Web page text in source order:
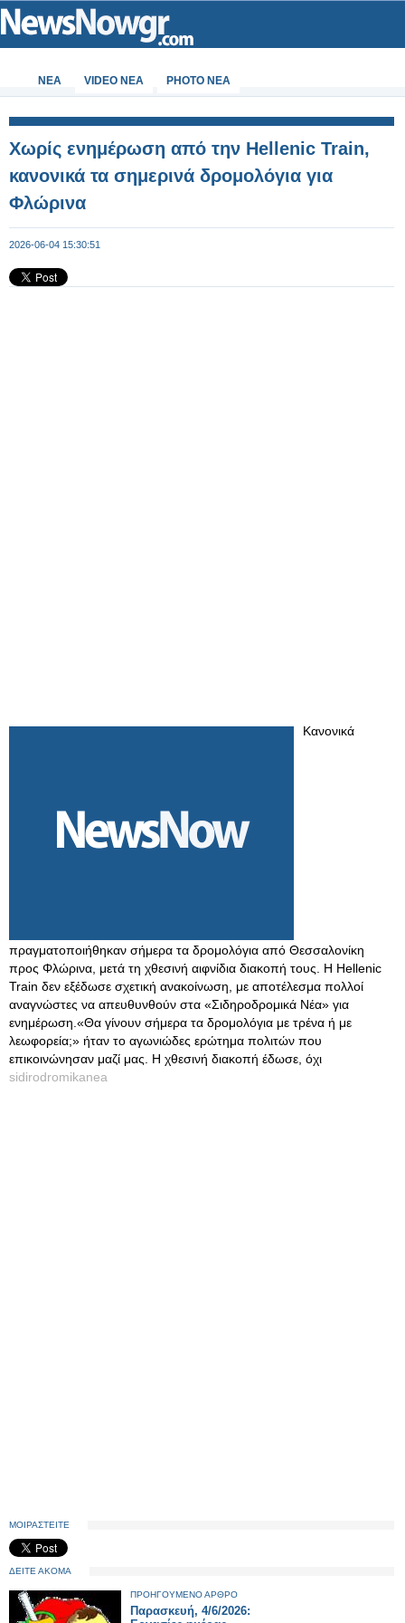
ΝΕΑ VIDEO NEA PHOTO NEA
Χωρίς ενημέρωση από την Hellenic Train,
κανονικά τα σημερινά δρομολόγια για
Φλώρινα
2026-06-04 15:30:51
Κανονικά
πραγματοποιήθηκαν σήμερα τα δρομολόγια από Θεσσαλονίκη
προς Φλώρινα, μετά τη χθεσινή αιφνίδια διακοπή τους. Η Hellenic
Train δεν εξέδωσε σχετική ανακοίνωση, με αποτέλεσμα πολλοί
αναγνώστες να απευθυνθούν στα «Σιδηροδρομικά Νέα» για
ενημέρωση.«Θα γίνουν σήμερα τα δρομολόγια με τρένα ή με
λεωφορεία;» ήταν το αγωνιώδες ερώτημα πολιτών που
επικοινώνησαν μαζί μας. Η χθεσινή διακοπή έδωσε, όχι
sidirodromikanea
ΜΟΙΡΑΣΤΕΙΤΕ
ΔΕΙΤΕ ΑΚΟΜΑ
ΠΡΟΗΓΟΥΜΕΝΟ ΑΡΘΡΟ
Παρασκευή, 4/6/2026: